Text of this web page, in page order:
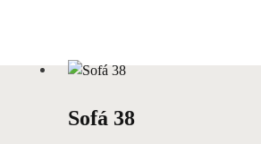
Sofá 38